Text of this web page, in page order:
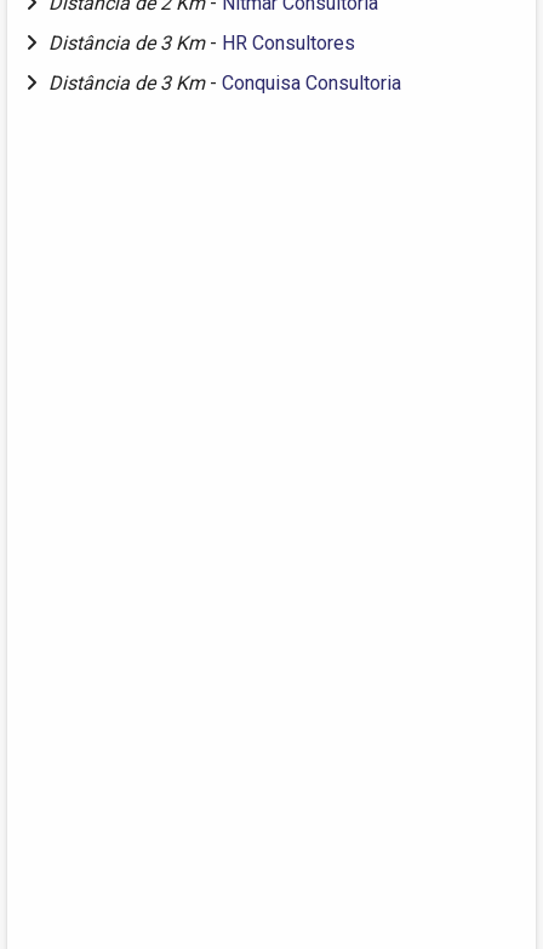
Distância de 3 Km - HR Consultores
Distância de 3 Km - Conquisa Consultoria